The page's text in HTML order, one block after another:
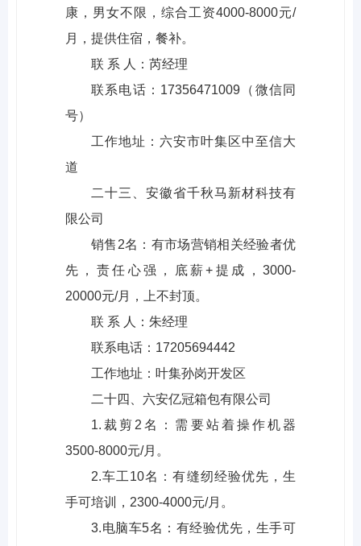
康，男女不限，综合工资4000-8000元/
月，提供住宿，餐补。
联 系 人：芮经理
联系电话：17356471009（微信同
号）
工作地址：六安市叶集区中至信大
道
二十三、安徽省千秋马新材科技有
限公司
销售2名：有市场营销相关经验者优
先，责任心强，底薪+提成，3000-
20000元/月，上不封顶。
联 系 人：朱经理
联系电话：17205694442
工作地址：叶集孙岗开发区
二十四、六安亿冠箱包有限公司
1.裁剪2名：需要站着操作机器
3500-8000元/月。
2.车工10名：有缝纫经验优先，生
手可培训，2300-4000元/月。
3.电脑车5名：有经验优先，生手可